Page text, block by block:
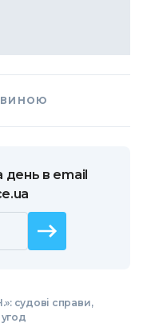
день в email
судові справи,